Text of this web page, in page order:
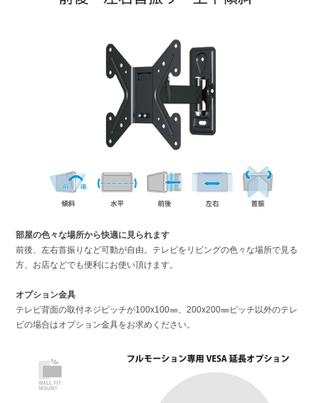
部屋の色々な場所から快適に見られます
前後、左右首振りなど可動が自由。 テレビをリビングの色々な場所で見る
方、お店などでも便利にお使い頂けます。
オプション金具
テレビ背面の取付ネジピッチが100x100㎜、200x200㎜ピッチ以外のテレ
ビの場合はオプション金具をお求めください。